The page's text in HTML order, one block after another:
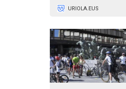
URIOLA.EUS